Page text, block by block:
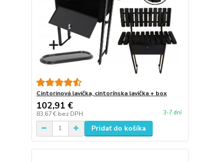
Cintorinová lavička, cintorínska lavička + box
102,91 €
83,67 € bez DPH 3-7 dní
Pridať do košíka